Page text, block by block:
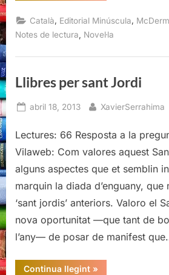
Català Editorial Minúscula
Notes de lectura
Novel·la
Llibres per sant Jordi
Posted
abril 18, 2013 By
XavierSerrahima
Lectures: 66 Resposta a la
Vilaweb: Com valores aquest
alguns aspectes que et semblin
marquin la diada d’enguany, que
‘sant jordis’ anteriors. Valoro el
nova oportunitat —que tant de bo
l’any— de posar de manifest
Continua llegint“Llibres
»